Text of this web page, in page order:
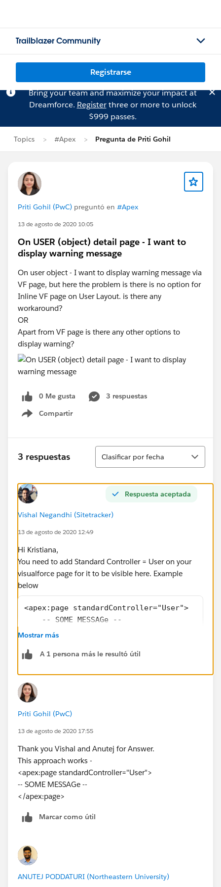
Trailblazer Community
Registrarse
Bring your team and maximize your impact at
Dreamforce. Registerthree or more to unlock
$999 passes.
Topics #Apex Pregunta de Priti Gohil
Priti Gohil (PwC) preguntó en #Apex
13 de agosto de 2020 10:05
On USER (object) detail page - I want to
display warning message
On user object - I want to display warning message via
VF page, but here the problem is there is no option for
Inline VF page on User Layout. is there any
workaround?
OR
Apart from VF page is there any other options to
display warning?
0 Me gusta
3 respuestas
Compartir
Show menu
3 respuestas
Ordenar
Clasificar por fecha
Respuesta aceptada
Vishal Negandhi (Sitetracker)
13 de agosto de 2020 12:49
Hi Kristiana,
You need to add Standard Controller = User on your
visualforce page for it to be visible here. Example
below
<apex:page standardController="User">
    -- SOME MESSAGe --
</apex:page>
Once you have this, the page should be available for
Best,
Vishal
Mostrar más
A 1 persona más le resultó útil
Priti Gohil (PwC)
13 de agosto de 2020 17:55
Thank you Vishal and Anutej for Answer.
This approach works -
<apex:page standardController="User">
-- SOME MESSAGe --
</apex:page>
Marcar como útil
ANUTEJ PODDATURI (Northeastern University)